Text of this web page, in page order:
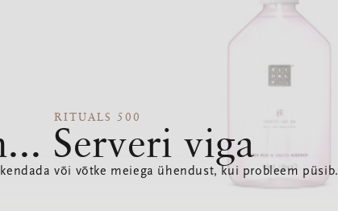
RITUALS 500
Serveri viga
või võtke meiega ühendust, kui probleem püsib.